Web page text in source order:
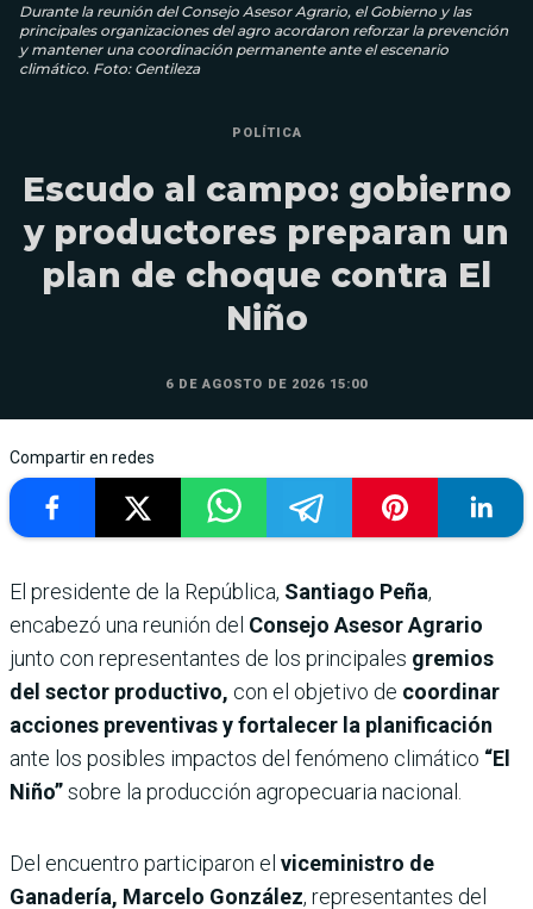
Durante la reunión del Consejo Asesor Agrario, el Gobierno y las
principales organizaciones del agro acordaron reforzar la prevención
y mantener una coordinación permanente ante el escenario
climático. Foto: Gentileza
POLÍTICA
Escudo al campo: gobierno
y productores preparan un
plan de choque contra El
Niño
6 DE AGOSTO DE 2026 15:00
Compartir en redes
El presidente de la República, Santiago Peña,
encabezó una reunión del Consejo Asesor Agrario
junto con representantes de los principales gremios
del sector productivo, con el objetivo de coordinar
acciones preventivas y fortalecer la planificación
ante los posibles impactos del fenómeno climático “El
Niño”sobre la producción agropecuaria nacional.
Del encuentro participaron el viceministro de
Ganadería, Marcelo González, representantes del